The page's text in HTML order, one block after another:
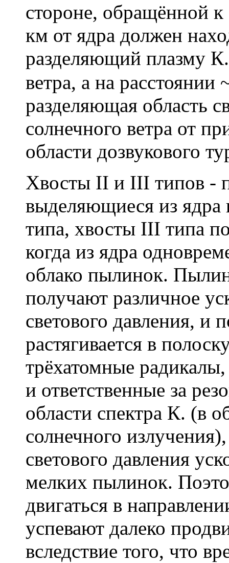
стороне, обращённой
км от ядра должен
разделяющий плазму
ветра, а на расстоянии
разделяющая область
солнечного ветра от
области дозвукового
Хвосты II и III типов -
выделяющиеся из
типа, хвосты III типа
когда из ядра
облако пылинок.
получают различное
светового давления, и
растягивается в
трёхатомные
и ответственные за
области спектра К. (в
солнечного
светового давления
мелких пылинок.
двигаться в
успевают далеко
вследствие того, что